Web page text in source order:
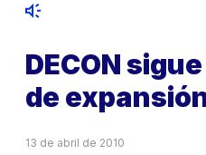
DECON
de
13 de abril de 2010